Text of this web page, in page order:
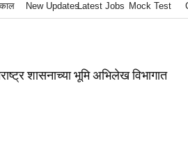
New UpdatesLatest Jobs Mock Test
शासनाच्या भूमि अभिलेख विभागात